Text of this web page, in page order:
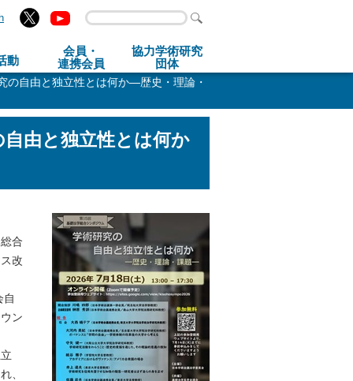
動
会員・
連携会員
協力学術研究
団体
の自由と独立性とは何か―歴史・理論・
由と独立性とは何か
合
改
自
ン
、